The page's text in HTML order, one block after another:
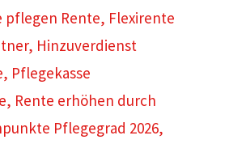
pflegen Rente, Flexirente
, Hinzuverdienst
, Pflegekasse
, Rente erhöhen durch
Pflegegrad 2026,